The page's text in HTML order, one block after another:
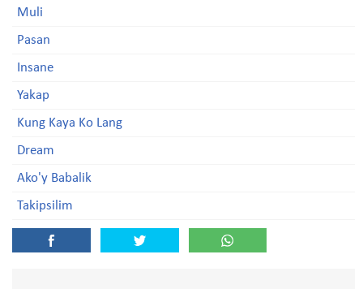
Muli
Pasan
Insane
Yakap
Kung Kaya Ko Lang
Dream
Ako'y Babalik
Takipsilim